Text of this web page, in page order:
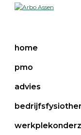
home
pmo
advies